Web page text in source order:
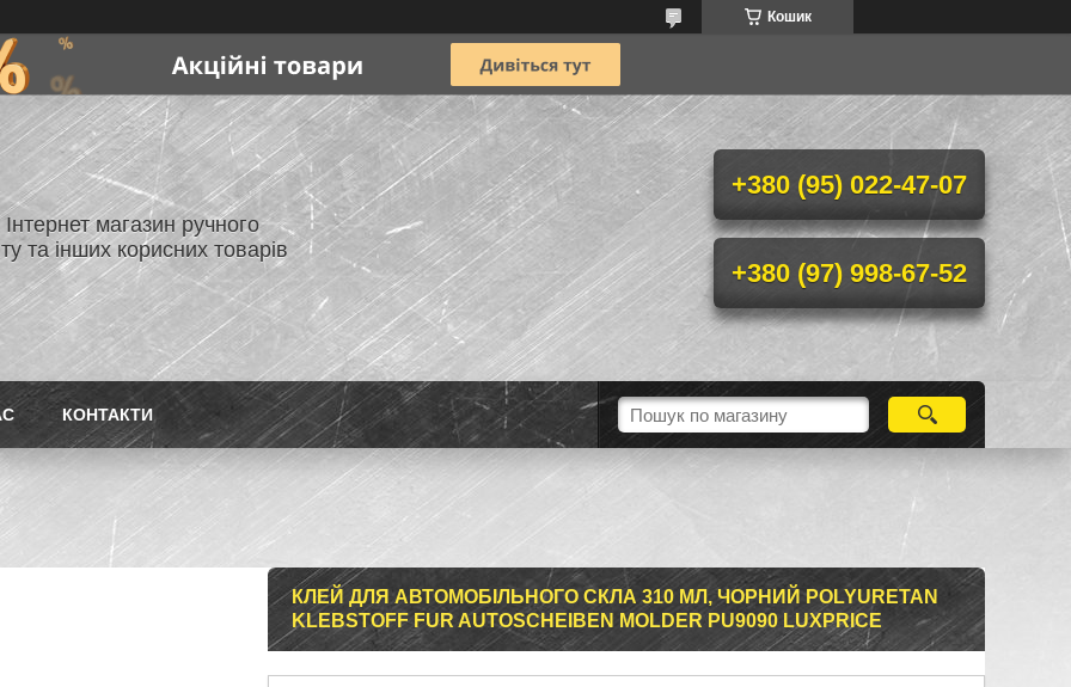
Кошик
магазин ручного
та інших корисних товарів
+380 (95) 022-47-07
+380 (97) 998-67-52
КОНТАКТИ
КЛЕЙ ДЛЯ АВТОМОБІЛЬНОГО СКЛА 310 МЛ, ЧОРНИЙ POLYURETAN
KLEBSTOFF FUR AUTOSCHEIBEN MOLDER PU9090 LUXPRICE